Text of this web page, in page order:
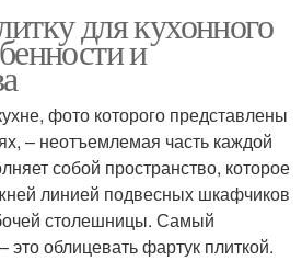
Плиты для фартука
Красивые фартуки
для кухонного
и
фото которого представлены
– неотъемлемая часть каждой
собой пространство, которое
линией подвесных шкафчиков
столешницы. Самый
облицевать фартук плиткой.